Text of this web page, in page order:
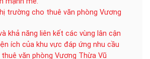
trường cho thuê văn phòng Vương
khả năng liên kết các vùng lân cận
ích của khu vực đáp ứng nhu cầu
văn phòng Vương Thừa Vũ